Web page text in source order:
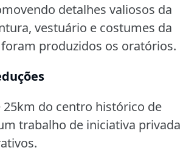
detalhes valiosos da
vestuário e costumes da
produzidos os oratórios.
25km do centro histórico de
trabalho de iniciativa privada